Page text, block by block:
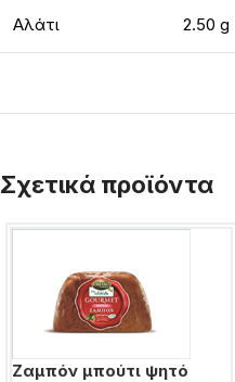
Αλάτι 2.50 g
Σχετικά προϊόντα
Ζαμπόν μπούτι ψητό